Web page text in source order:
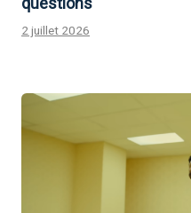
2 juillet 2026